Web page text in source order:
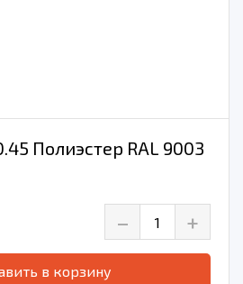
Полиэстер RAL 9003
– +
в корзину